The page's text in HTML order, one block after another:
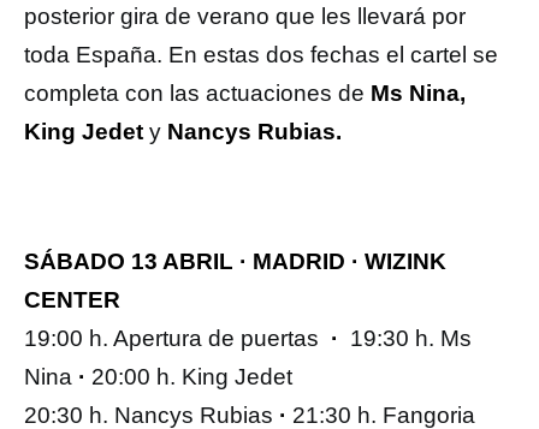
posterior gira de verano que les llevará por
toda España. En estas dos fechas el cartel se
completa con las actuaciones de Ms Nina,
King Jedet y Nancys Rubias.
SÁBADO 13 ABRIL · MADRID · WIZINK
CENTER
19:00 h. Apertura de puertas ·
19:30 h. Ms
Nina · 20:00 h. King Jedet
20:30 h. Nancys Rubias · 21:30 h. Fangoria